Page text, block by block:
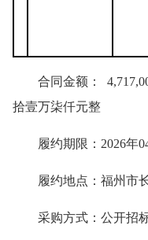
合同金额：
拾壹万柒仟元整
履约期限：2026年04
履约地点：福州市长
采购方式：公开招